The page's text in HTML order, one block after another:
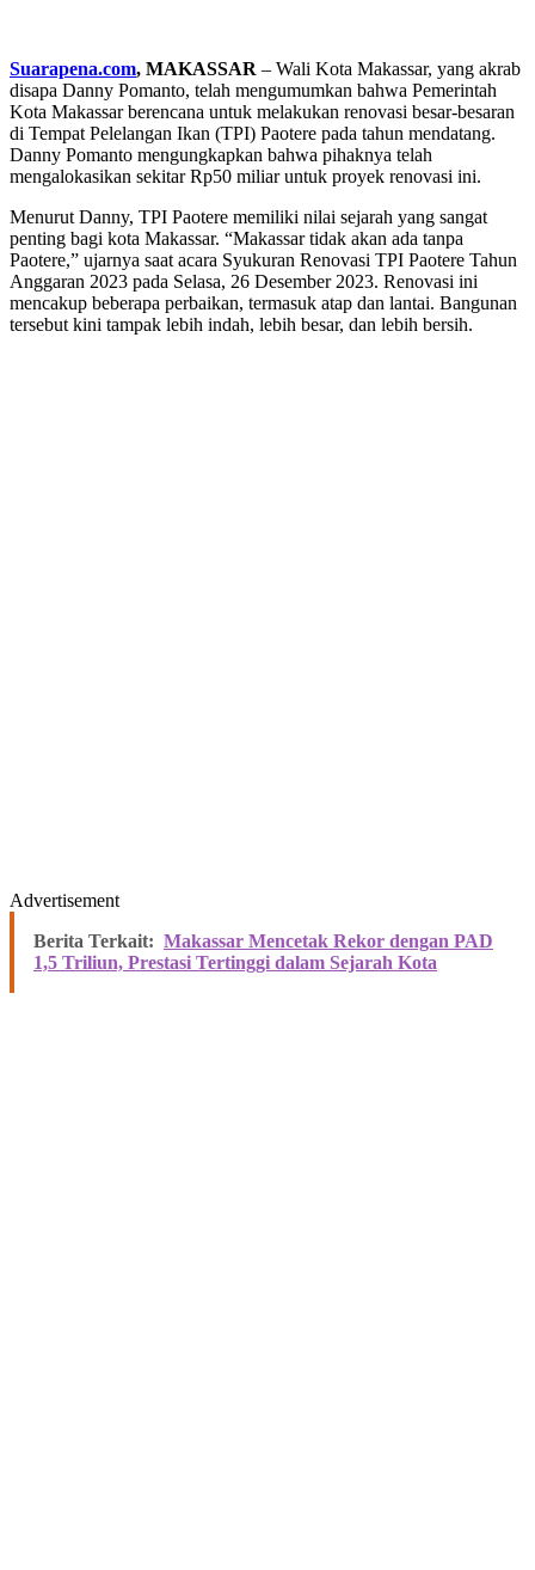
Suarapena.com, MAKASSAR – Wali Kota Makassar, yang akrab
disapa Danny Pomanto, telah mengumumkan bahwa Pemerintah
Kota Makassar berencana untuk melakukan renovasi besar-besaran
di Tempat Pelelangan Ikan (TPI) Paotere pada tahun mendatang.
Danny Pomanto mengungkapkan bahwa pihaknya telah
mengalokasikan sekitar Rp50 miliar untuk proyek renovasi ini.
Menurut Danny, TPI Paotere memiliki nilai sejarah yang sangat
penting bagi kota Makassar. “Makassar tidak akan ada tanpa
Paotere,” ujarnya saat acara Syukuran Renovasi TPI Paotere Tahun
Anggaran 2023 pada Selasa, 26 Desember 2023. Renovasi ini
mencakup beberapa perbaikan, termasuk atap dan lantai. Bangunan
tersebut kini tampak lebih indah, lebih besar, dan lebih bersih.
Advertisement
Berita Terkait: Makassar Mencetak Rekor dengan PAD
1,5 Triliun, Prestasi Tertinggi dalam Sejarah Kota